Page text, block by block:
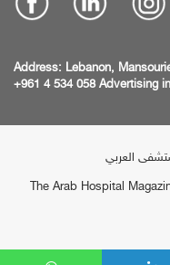
Address: Lebanon,
+961 4 534 058 Advertising
العربي
The Arab Hospital